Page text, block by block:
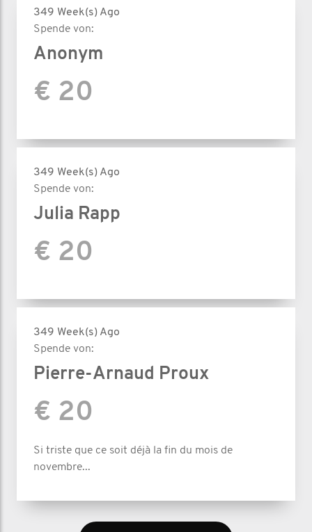
349 Week(s) Ago
Spende von:
Anonym
€ 20
349 Week(s) Ago
Spende von:
Julia Rapp
€ 20
349 Week(s) Ago
Spende von:
Pierre-Arnaud Proux
€ 20
Si triste que ce soit déjà la fin du mois de
novembre...